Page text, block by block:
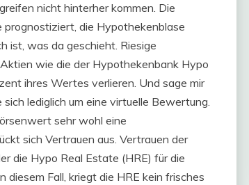
nicht hinterher kommen. Die
prognostiziert, die Hypothekenblase
ist, was da geschieht. Riesige
wie die der Hypothekenbank Hypo
ihres Wertes verlieren. Und sage mir
lediglich um eine virtuelle Bewertung.
sehr wohl eine
sich Vertrauen aus. Vertrauen der
die Hypo Real Estate (HRE) für die
Fall, kriegt die HRE kein frisches